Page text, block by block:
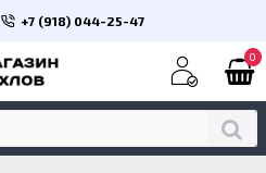
+7 (918) 044-25-47
0